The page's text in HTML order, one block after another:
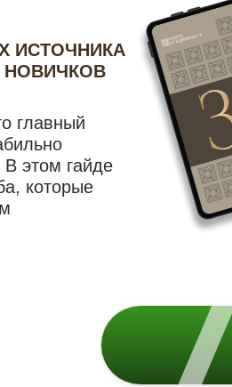
главный
В этом гайде
которые
ИСТОЧНИКА
НОВИЧКОВ